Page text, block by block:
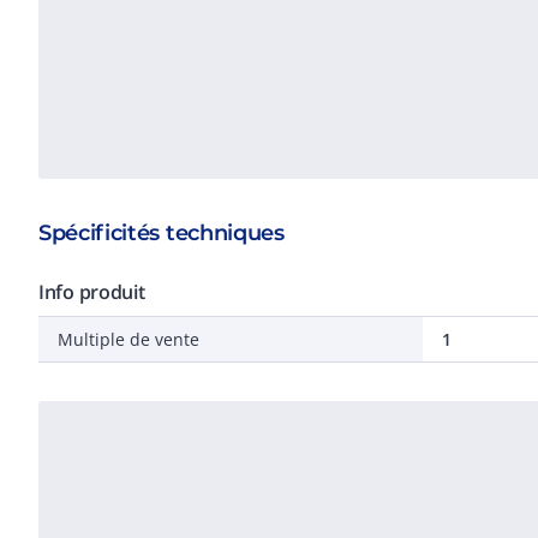
Spécificités techniques
Info produit
Multiple de vente 1